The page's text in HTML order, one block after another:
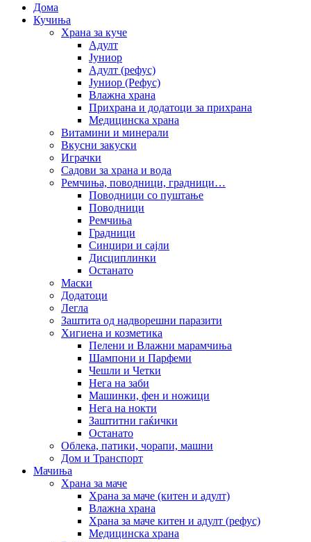
Дома
Кучиња
Храна за куче
Адулт
Јуниор
Адулт (рефус)
Јуниор (Рефус)
Влажна храна
Прихрана и додатоци за прихрана
Медицинска храна
Витамини и минерали
Вкусни закуски
Играчки
Садови за храна и вода
Ремчиња, поводници, градници…
Поводници со пуштање
Поводници
Ремчиња
Градници
Синџири и сајли
Дисциплинки
Останато
Маски
Додатоци
Легла
Заштита од надворешни паразити
Хигиена и козметика
Пелени и Влажни марамчиња
Шампони и Парфеми
Чешли и Четки
Нега на заби
Машинки, фен и ножици
Нега на нокти
Заштитни гаќички
Останато
Облека, патики, чорапи, машни
Дом и Транспорт
Мачиња
Храна за маче
Храна за маче (китен и адулт)
Влажна храна
Храна за маче китен и адулт (рефус)
Медицинска храна